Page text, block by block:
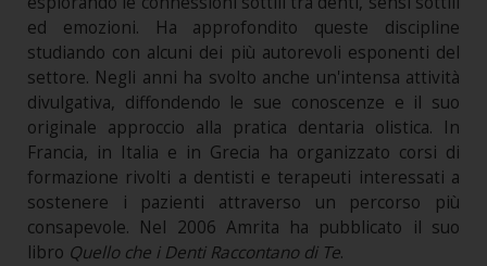
ed emozioni. Ha approfondito queste discipline
studiando con alcuni dei più autorevoli esponenti del
settore. Negli anni ha svolto anche un'intensa attività
divulgativa, diffondendo le sue conoscenze e il suo
originale approccio alla pratica dentaria olistica. In
Francia, in Italia e in Grecia ha organizzato corsi di
formazione rivolti a dentisti e terapeuti interessati a
sostenere i pazienti attraverso un percorso più
consapevole. Nel 2006 Amrita ha pubblicato il suo
libro Quello che i Denti Raccontano di Te.